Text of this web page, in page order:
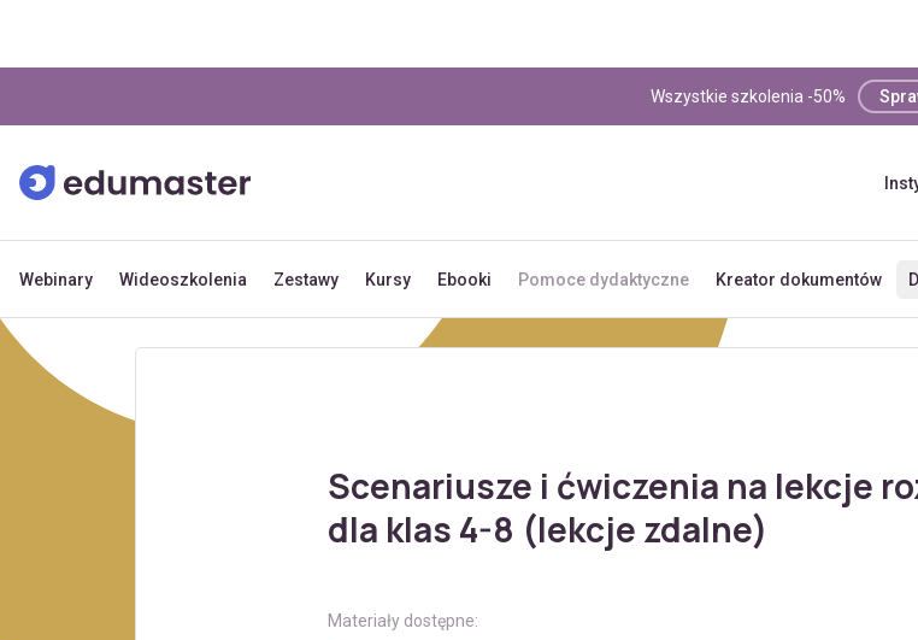
Wszystkie szkolenia -50%
Webinary Wideoszkolenia Zestawy Kursy Ebooki Pomoce dydaktyczne Kreator dokumentów
Scenariusze i ćwiczenia na lekcje
dla klas 4-8 (lekcje zdalne)
Materiały dostępne: